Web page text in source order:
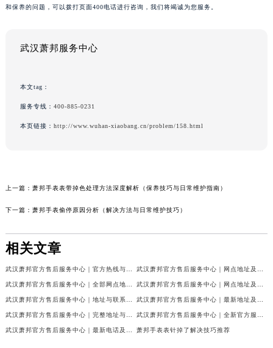
和保养的问题，可以拨打页面400电话进行咨询，我们将竭诚为您服务。
武汉萧邦服务中心
本文tag：
服务专线： 400-885-0231
本页链接： http://www.wuhan-xiaobang.cn/problem/158.html
上一篇： 萧邦手表表带掉色处理方法深度解析（保养技巧与日常维护指南）
下一篇： 萧邦手表偷停原因分析（解决方法与日常维护技巧）
相关文章
萧邦手表表针掉了解决技巧推荐